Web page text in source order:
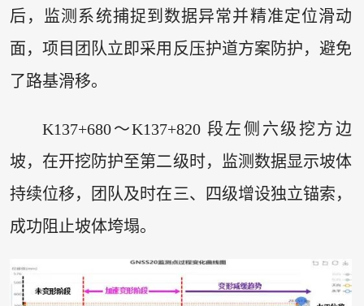
后，监测系统捕捉到数据异常并精准定位滑动
面，项目团队立即采用反压护道方案防护，避免
了路基滑移。
K137+680～K137+820 段左侧六级挖方边
坡，在开挖防护至第二级时，监测数据显示坡体
持续位移，团队及时在三、四级增设独立锚索，
成功阻止坡体垮塌。